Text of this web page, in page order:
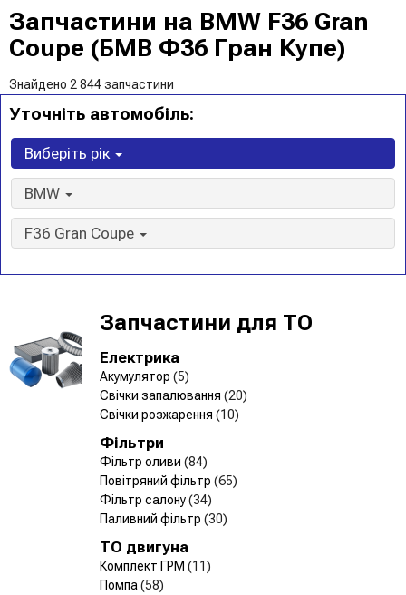
Запчастини на BMW F36 Gran
Coupe (БМВ Ф36 Гран Купе)
Знайдено 2 844 запчастини
Уточніть автомобіль:
Виберіть рік
BMW
F36 Gran Coupe
Запчастини для ТО
Електрика
Акумулятор (5)
Свічки запалювання (20)
Свічки розжарення (10)
Фільтри
Фільтр оливи (84)
Повітряний фільтр (65)
Фільтр салону(34)
Паливний фільтр (30)
ТО двигуна
Комплект ГРМ (11)
Помпа (58)